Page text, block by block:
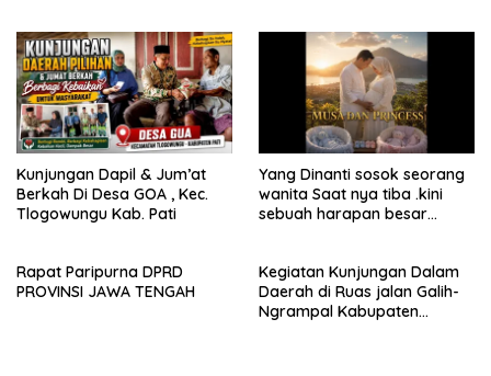
demi mewujudkan
pembangunan yang
berkelanjutan. Dirgahayu
Kabupaten Pati ke-703.
Salam sedulur Pati Selawase.
Facebook
Kunjungan Dapil & Jum’at
Berkah Di Desa GOA , Kec.
Tlogowungu Kab. Pati
Yang Dinanti sosok seorang
wanita Saat nya tiba .kini
sebuah harapan besar
menciptakan lagu Untuk si
buah hati yang berjudul
Musa & Princes.
Rapat Paripurna DPRD
PROVINSI JAWA TENGAH
Kegiatan Kunjungan Dalam
Daerah di Ruas jalan Galih-
Ngrampal Kabupaten